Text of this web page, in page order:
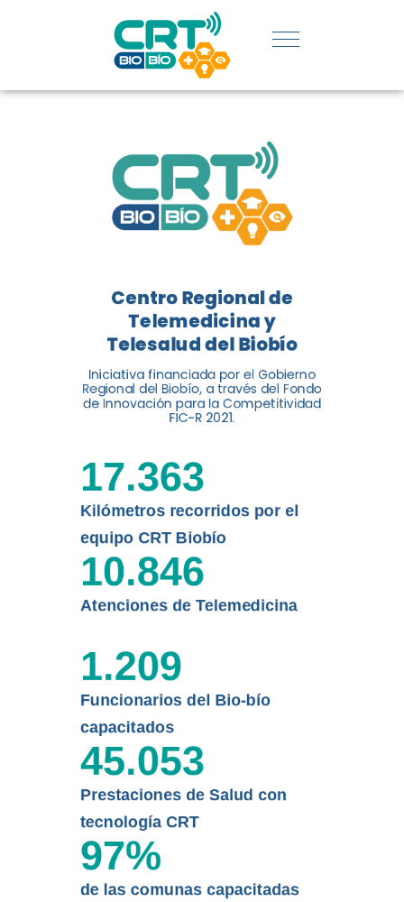
REGIÓN:
CONOCE
LOGROS
DE CRT
BIOBÍO
El Centro Regional de
Telemedicina y Telesalud del
Biobío presenta el balance de
tres años acercando la salud
digital a los habitantes...
Leer más
Centro Regional de
Telemedicina y
Telesalud del Biobío
Iniciativa financiada por el Gobierno
Regional del Biobío, a través del Fondo
de Innovación para la Competitividad
FIC-R 2021.
Kilómetros recorridos por el
equipo CRT Biobío
17.363
Atenciones de Telemedicina
10.846
Funcionarios del Bio-bío
capacitados
1.209
Prestaciones de Salud con
tecnología CRT
45.053
de las comunas capacitadas
97%